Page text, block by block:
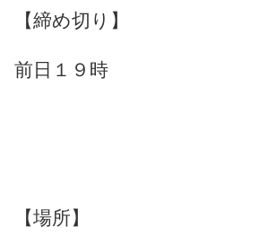
【締め切り】
前日１９時
【場所】